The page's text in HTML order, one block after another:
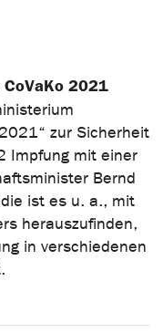
2021
zur Sicherheit
Impfung mit einer
Bernd
ist es u. a., mit
herauszufinden,
in verschiedenen